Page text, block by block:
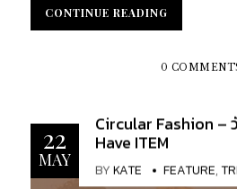
ได้ ไม่ว่าจะเป็นใบเสร็จ ใบรับปร
แม้กระทั่งถุงกระดาษ (และแน่นอน
เหมือนของแท้เชียวล่ะ) จึงต้องอ
การประกอบการตัดสินใจ ข้อควรระวัง : Hermes และ
ผลิตภัณฑ์ ดังนั้นหากผู้จำหน่ายมีก
ดังกล่าว มาพร้อมกับการ์ดของแ
เป็นสินค้าปลอม นอกเสียจากเป็น
ใหม่ถึง 20-30% เลยทีเดียว อีกทั้
เกี่ยวกับสินค้ามือ 2 บทความนี้จะช่
ยมอย่างสูงในปัจจุบัน When you're shopping on a
budget ประการแรก เมื่อคุณมีง
ซื้อสินค้าแบรนด์เนมมือสอง สักชิ้
สนใจ การซื้อสินค้าแบรนด์เนมให
CONTINUE READING
CONTINUE READING
0
22
MAY
Circular Fashion –
Have ITEM
BYKATE FEATURE,